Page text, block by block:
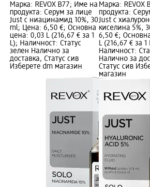
Марка: REVOX B77; Име на
продукта: Серум за лице
Just с ниацинамид 10%, 30
ml; Цена: 6,50 €; Основна
цена: 0,03 L (216,67 € за 1
L); Наличност: Статус
зелен Налично за
доставка, Статус сив
Изберете dm магазин
Марка: REVOX
продукта:
Just с
киселина 5%,
6,50 €;
L (216,67 € за 1
Наличност:
Налично за
Статус сив
магазин